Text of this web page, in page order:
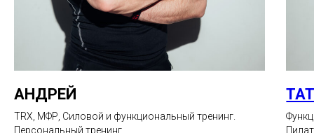
АНДРЕЙ
TRX, MФР, Силовой и функциональный тренинг.
Персональный тренинг